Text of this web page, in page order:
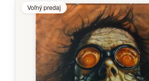
Voľný predaj